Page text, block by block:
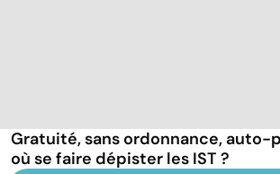
Gratuité, sans ordonnance, auto-
où se faire dépister les IST ?